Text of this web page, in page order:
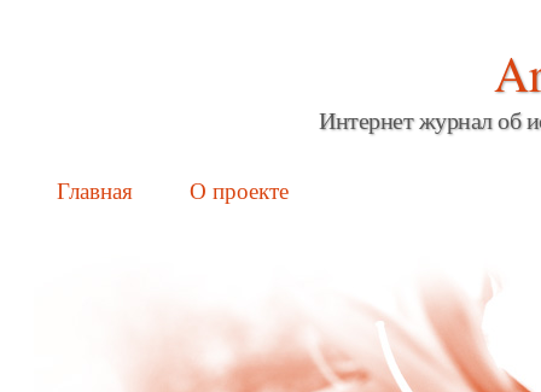
Интернет журнал об
Main menu
Skip
Главная О проекте